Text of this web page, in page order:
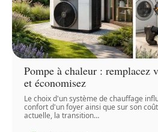
Pompe à chaleur : remplacez
et économisez
Le choix d'un système de chauffage
confort d'un foyer ainsi que sur son
actuelle, la transition…